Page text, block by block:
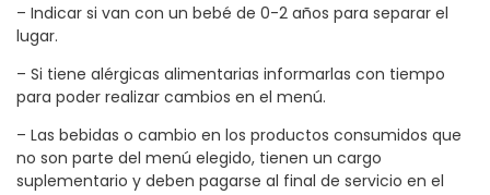
– Indicar si van con un bebé de 0-2 años para separar el
lugar.
– Si tiene alérgicas alimentarias informarlas con tiempo
para poder realizar cambios en el menú.
– Las bebidas o cambio en los productos consumidos que
no son parte del menú elegido, tienen un cargo
suplementario y deben pagarse al final de servicio en el